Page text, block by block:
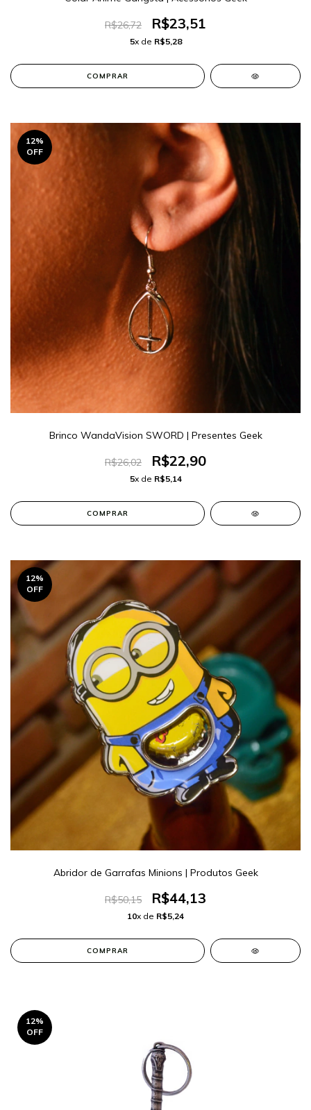
R$26,72 R$23,51
5x de R$5,28
COMPRAR
12%
OFF
Brinco WandaVision SWORD | Presentes Geek
R$26,02 R$22,90
5x de R$5,14
COMPRAR
12%
OFF
Abridor de Garrafas Minions | Produtos Geek
R$50,15 R$44,13
10x de R$5,24
12%
OFF